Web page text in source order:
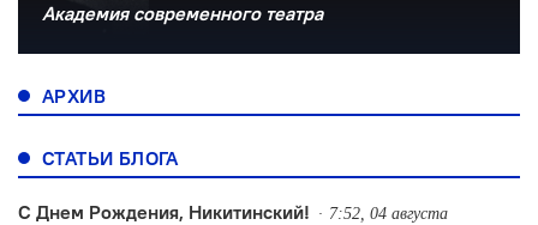
Академия современного театра
АРХИВ
СТАТЬИ БЛОГА
С Днем Рождения, Никитинский! 7:52, 04 августа